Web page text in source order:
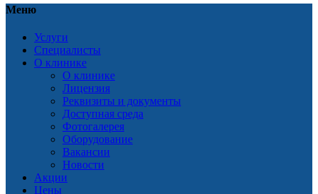
Меню
Услуги
Специалисты
О клинике
О клинике
Лицензия
Реквизиты и документы
Доступная среда
Фотогалерея
Оборудование
Вакансии
Новости
Акции
Цены